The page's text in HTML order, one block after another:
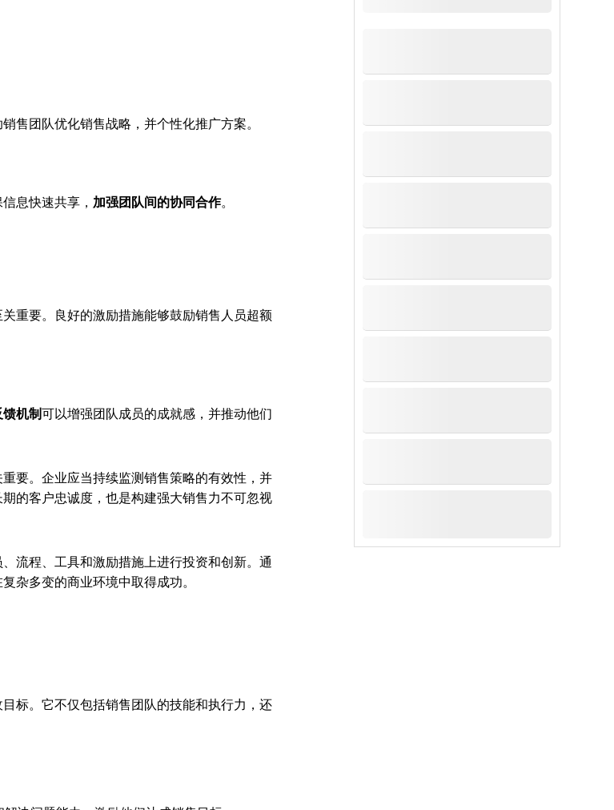
售团队优化销售战略，并个性化推广方案。
息快速共享， 加强团队间的协同合作。
重要。良好的激励措施能够鼓励销售人员超额
馈机制可以增强团队成员的成就感，并推动他们
要。企业应当持续监测销售策略的有效性，并
的客户忠诚度，也是构建强大销售力不可忽视
流程、工具和激励措施上进行投资和创新。通
杂多变的商业环境中取得成功。
标。它不仅包括销售团队的技能和执行力，还